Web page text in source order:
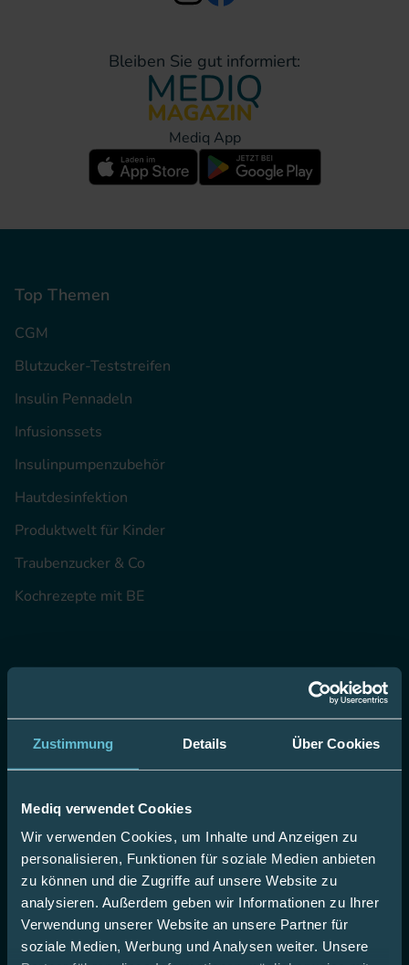
Zustimmung Details Über Cookies
Mediq verwendet Cookies
Wir verwenden Cookies, um Inhalte und Anzeigen zu
personalisieren, Funktionen für soziale Medien anbieten
zu können und die Zugriffe auf unsere Website zu
analysieren. Außerdem geben wir Informationen zu Ihrer
Verwendung unserer Website an unsere Partner für
soziale Medien, Werbung und Analysen weiter. Unsere
Bleiben Sie gut informiert:
Mediq App
Top Themen
CGM
Blutzucker-Teststreifen
Insulin Pennadeln
Infusionssets
Insulinpumpenzubehör
Hautdesinfektion
Produktwelt für Kinder
Traubenzucker & Co
Kochrezepte mit BE
Unsere Werte
35 Jahre Erfahrung
Mediq Apotheke
Fachgeschäfte
Batterieentsorgung
Partnerschaften
Lieferanten